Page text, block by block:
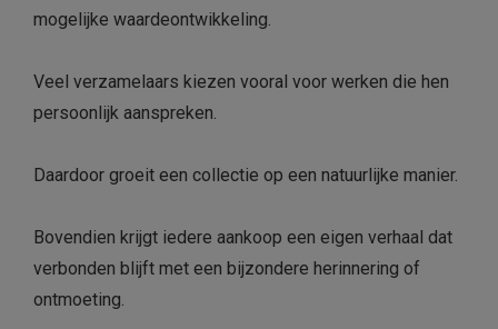
mogelijke waardeontwikkeling.
Veel verzamelaars kiezen vooral voor werken die hen
persoonlijk aanspreken.
Daardoor groeit een collectie op een natuurlijke manier.
Bovendien krijgt iedere aankoop een eigen verhaal dat
verbonden blijft met een bijzondere herinnering of
ontmoeting.